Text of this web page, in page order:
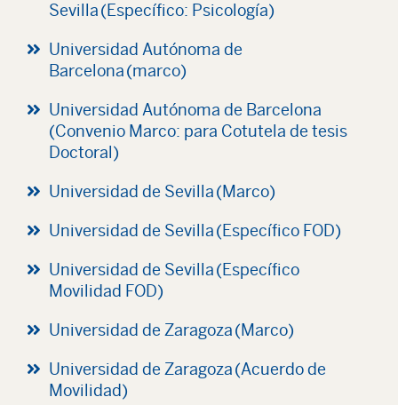
Sevilla (Específico: Psicología)
Universidad Autónoma de
Barcelona (marco)
Universidad Autónoma de Barcelona
(Convenio Marco: para Cotutela de tesis
Doctoral)
Universidad de Sevilla (Marco)
Universidad de Sevilla (Específico FOD)
Universidad de Sevilla (Específico
Movilidad FOD)
Universidad de Zaragoza (Marco)
Universidad de Zaragoza (Acuerdo de
Movilidad)